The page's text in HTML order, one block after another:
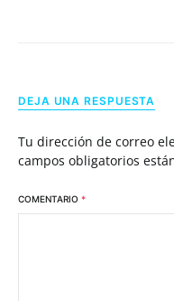
DEJA UNA RESPUESTA
Tu dirección de correo
campos obligatorios
COMENTARIO *